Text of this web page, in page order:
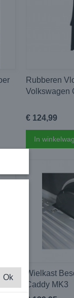
Rubberen
Volkswagen
€ 124,99
In
Wielkast
Caddy MK3
Ok